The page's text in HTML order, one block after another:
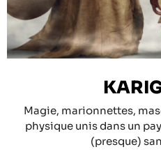
Magie, marionnettes,
physique unis dans un
(presque)